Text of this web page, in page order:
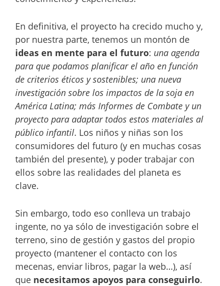
En definitiva, el proyecto ha crecido mucho y,
por nuestra parte, tenemos un montón de
ideas en mente para el futuro: una agenda
para que podamos planificar el año en función
de criterios éticos y sostenibles; una nueva
investigación sobre los impactos de la soja en
América Latina; más Informes de Combate y un
proyecto para adaptar todos estos materiales al
público infantil. Los niños y niñas son los
consumidores del futuro (y en muchas cosas
también del presente), y poder trabajar con
ellos sobre las realidades del planeta es
clave.
Sin embargo, todo eso conlleva un trabajo
ingente, no ya sólo de investigación sobre el
terreno, sino de gestión y gastos del propio
proyecto (mantener el contacto con los
mecenas, enviar libros, pagar la web…), así
que necesitamos apoyos para conseguirlo.